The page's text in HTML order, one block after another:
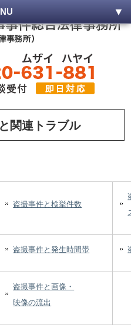
関連トラブル
盗撮事件と検挙件数
盗撮事件と発生時間帯
盗撮事件と画像・
映像の流出